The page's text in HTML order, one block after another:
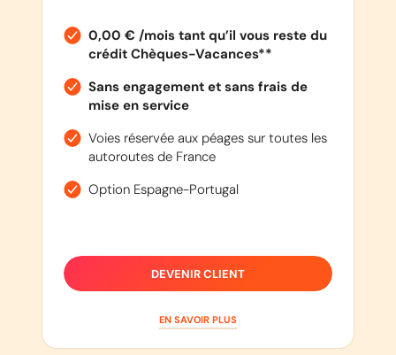
0,00 € /mois tant qu’il vous reste du
crédit Chèques-Vacances**
Sans engagement et sans frais de
mise en service
Voies réservée aux péages sur toutes les
autoroutes de France
Option Espagne-Portugal
DEVENIR CLIENT
EN SAVOIR PLUS